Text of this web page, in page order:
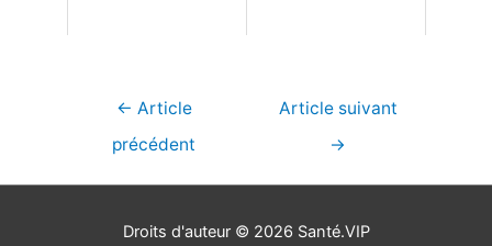
Navigation
← Article
précédent
Article suivant
→
Droits d'auteur © 2026 Santé.VIP